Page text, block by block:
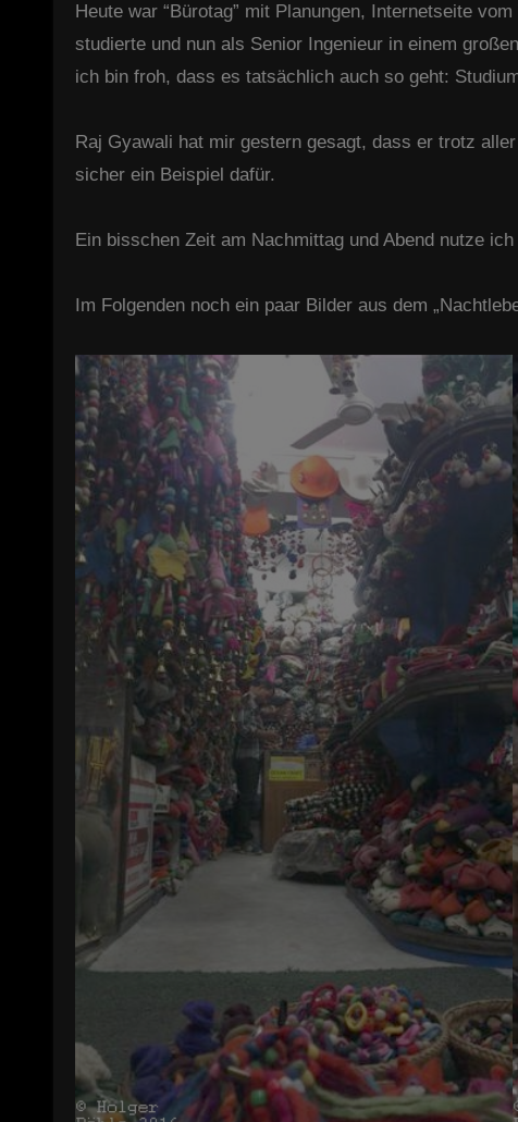
Heute war “Bürotag” mit Planungen, Internetseite
studierte und nun als Senior Ingenieur in einem
ich bin froh, dass es tatsächlich auch so geht:
Raj Gyawali hat mir gestern gesagt, dass er trotz
sicher ein Beispiel dafür.
Ein bisschen Zeit am Nachmittag und Abend nutze
Im Folgenden noch ein paar Bilder aus dem